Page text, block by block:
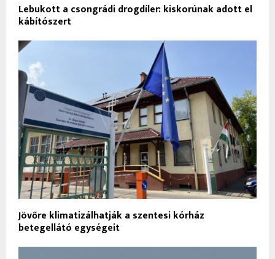
Lebukott a csongrádi drogdíler: kiskorúnak adott el
kábítószert
Jövőre klimatizálhatják a szentesi kórház
betegellátó egységeit